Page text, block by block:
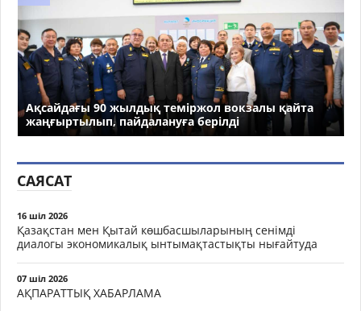
Ақсайдағы 90 жылдық теміржол вокзалы қайта
жаңғыртылып, пайдалануға берілді
САЯСАТ
16 шіл 2026
Қазақстан мен Қытай көшбасшыларының сенімді
диалогы экономикалық ынтымақтастықты нығайтуда
07 шіл 2026
АҚПАРАТТЫҚ ХАБАРЛАМА